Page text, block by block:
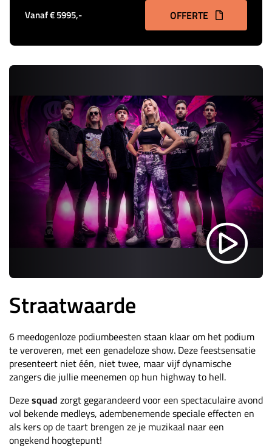
Vanaf € 5995,- OFFERTE
Straatwaarde
6 meedogenloze podiumbeesten staan klaar om het podium
te veroveren, met een genadeloze show. Deze feestsensatie
presenteert niet één, niet twee, maar vijf dynamische
zangers die jullie meenemen op hun highway to hell.
Dezesquad zorgt gegarandeerd voor een spectaculaire avond
vol bekende medleys, adembenemende speciale effecten en
als kers op de taart brengen ze je muzikaal naar een
ongekend hoogtepunt!